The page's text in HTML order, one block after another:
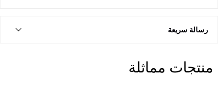
رسالة سريعة
منتجات مماثلة